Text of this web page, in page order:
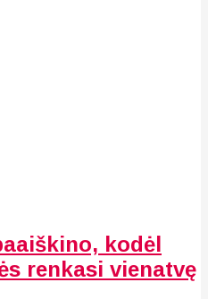
kodėl
renkasi vienatvę